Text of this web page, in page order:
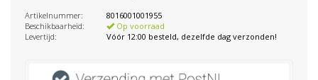
Artikelnummer:
8016001001955
Beschikbaarheid:
Op voorraad
Levertijd:
Vóór 12:00 besteld, dezelfde dag verzonden!